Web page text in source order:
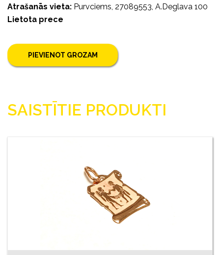
Atrašanās vieta: Purvciems, 27089553, A.Deglava 100
Lietota prece
PIEVIENOT GROZAM
SAISTĪTIE PRODUKTI